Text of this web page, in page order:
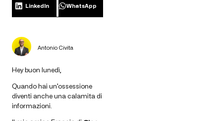
LinkedIn WhatsApp
Antonio Civita
Hey buon lunedì,
Quando hai un’ossessione
diventi anche una calamita di
informazioni.